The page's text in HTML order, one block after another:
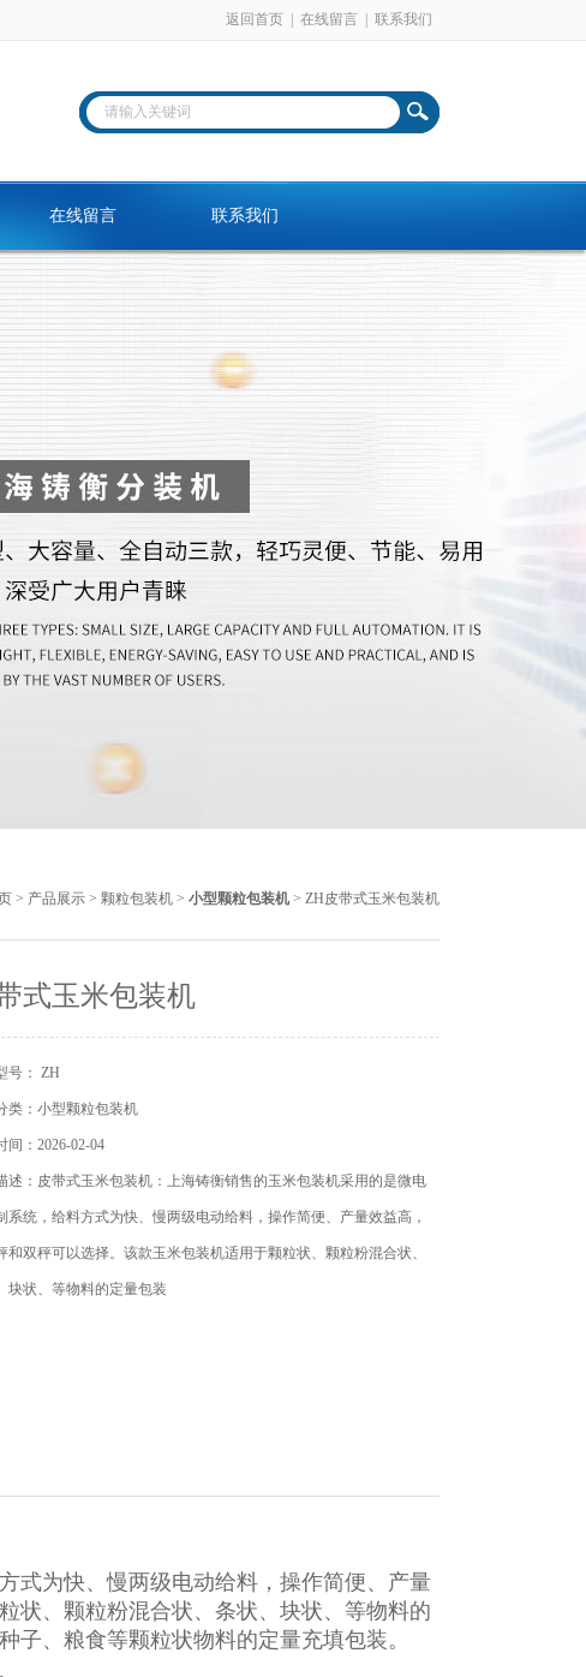
返回首页 在线留言 联系我们
在线留言 联系我们
> 产品展示 > 颗粒包装机 > 小型颗粒包装机 > ZH皮带式玉米包装机
式玉米包装机
号： ZH
类：小型颗粒包装机
间：2026-02-04
述：皮带式玉米包装机：上海铸衡销售的玉米包装机​采用的是微电
系统，给料方式为快、慢两级电动给料，操作简便、产量效益高，
和双秤可以选择。该款玉米包装机适用于颗粒状、颗粒粉混合状、
块状、等物料的定量包装
式为快、慢两级电动给料，操作简便、产量
状、颗粒粉混合状、条状、块状、等物料的
子、粮食等颗粒状物料的定量充填包装。